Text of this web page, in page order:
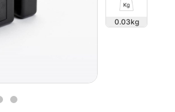
0.03